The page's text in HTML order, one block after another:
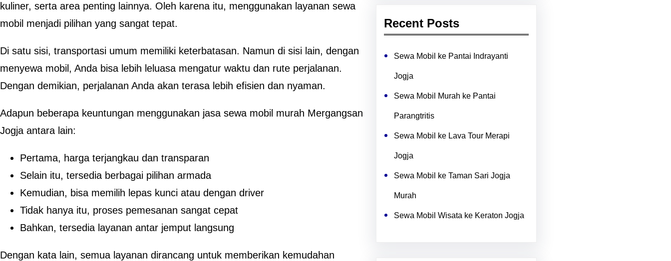
kuliner, serta area penting lainnya. Oleh karena itu, menggunakan layanan sewa
mobil menjadi pilihan yang sangat tepat.
Di satu sisi, transportasi umum memiliki keterbatasan. Namun di sisi lain, dengan
menyewa mobil, Anda bisa lebih leluasa mengatur waktu dan rute perjalanan.
Dengan demikian, perjalanan Anda akan terasa lebih efisien dan nyaman.
Adapun beberapa keuntungan menggunakan jasa sewa mobil murah Mergangsan
Jogja antara lain:
Pertama, harga terjangkau dan transparan
Selain itu, tersedia berbagai pilihan armada
Kemudian, bisa memilih lepas kunci atau dengan driver
Tidak hanya itu, proses pemesanan sangat cepat
Bahkan, tersedia layanan antar jemput langsung
Dengan kata lain, semua layanan dirancang untuk memberikan kemudahan
Recent Posts
Sewa Mobil ke Pantai Indrayanti
Jogja
Sewa Mobil Murah ke Pantai
Parangtritis
Sewa Mobil ke Lava Tour Merapi
Jogja
Sewa Mobil ke Taman Sari Jogja
Murah
Sewa Mobil Wisata ke Keraton Jogja